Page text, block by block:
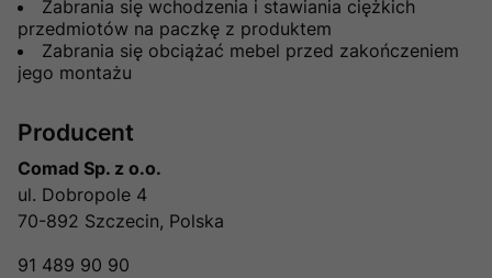
Zabrania się wchodzenia i stawiania ciężkich
przedmiotów na paczkę z produktem
Zabrania się obciążać mebel przed zakończeniem
jego montażu
Producent
Comad Sp. z o.o.
ul. Dobropole 4
70-892 Szczecin, Polska
91 489 90 90